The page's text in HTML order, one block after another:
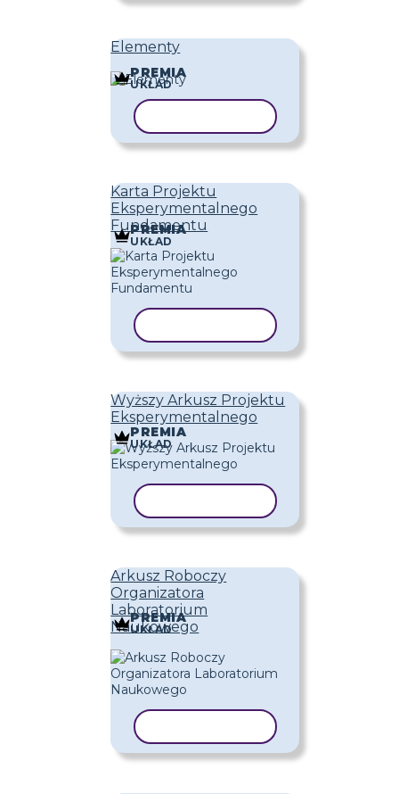
Elementy
PREMIA
UKŁAD
Karta Projektu
Eksperymentalnego
Fundamentu
PREMIA
UKŁAD
Wyższy Arkusz Projektu
Eksperymentalnego
PREMIA
UKŁAD
Arkusz Roboczy
Organizatora
Laboratorium
Naukowego
PREMIA
UKŁAD